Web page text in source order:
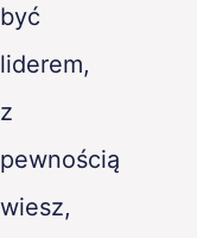
być
liderem,
z
pewnością
wiesz,